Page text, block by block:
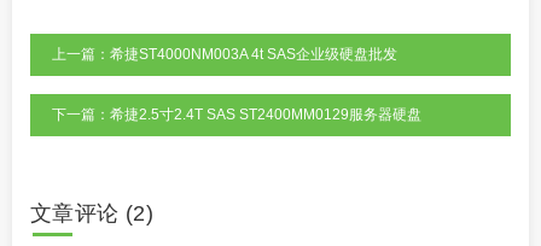
上一篇：希捷ST4000NM003A 4t SAS企业级硬盘批发
下一篇：希捷2.5寸2.4T SAS ST2400MM0129服务器硬盘
文章评论 (2)